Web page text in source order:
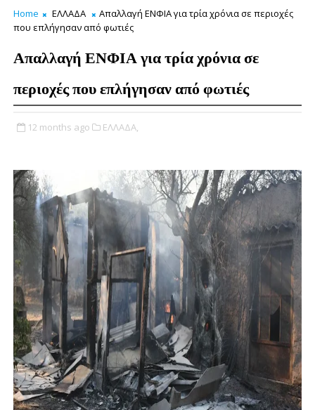
Home ΕΛΛΑΔΑ
Απαλλαγή ΕΝΦΙΑ για τρία χρόνια σε περιοχές
που επλήγησαν από φωτιές
Απαλλαγή ΕΝΦΙΑ για τρία χρόνια σε
περιοχές που επλήγησαν από φωτιές
12 months ago ΕΛΛΑΔΑ,